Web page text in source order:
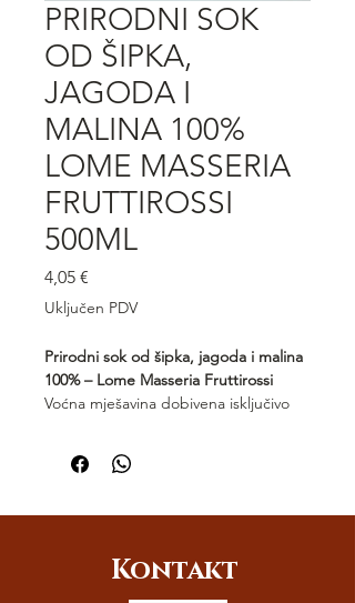
PRIRODNI SOK
OD ŠIPKA,
JAGODA I
MALINA 100%
LOME MASSERIA
FRUTTIROSSI
500ML
4,05 €
Uključen PDV
Prirodni sok od šipka, jagoda i malina
100% – Lome Masseria Fruttirossi
Voćna mješavina dobivena isključivo
dodatka šećera, vode ili konzervansa.
Lome Masseria Fruttirossi spaja
svježinom malina u osvježavajući,
svakodnevno uživanje i prirodan izvor
Kontakt